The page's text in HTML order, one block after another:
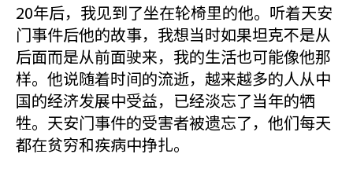
20年后，我见到了坐在轮椅里的他。听着天安
门事件后他的故事，我想当时如果坦克不是从
后面而是从前面驶来，我的生活也可能像他那
样。他说随着时间的流逝，越来越多的人从中
国的经济发展中受益，已经淡忘了当年的牺
牲。天安门事件的受害者被遗忘了，他们每天
都在贫穷和疾病中挣扎。